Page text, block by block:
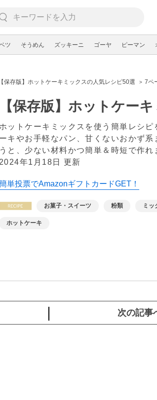
ツ そうめん ズッキーニ ゴーヤ ピーマン
【保存版】ホットケーキミックスの人気レシピ50選 7ペ
【保存版】ホットケー
ホットケーキミックスを使う簡単レシ
ーキやお手軽なパン、甘くないおかず
うと、少ない材料かつ簡単＆時短で作
2024年1月18日 更新
単投票でAmazonギフトカードGET！
お菓子・スイーツ 粉類 ミッ
ホットケーキ
次の記事